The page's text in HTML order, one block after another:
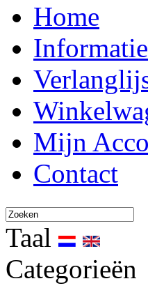
Home
Informatie
Mijn
Contact
Taal
Categorieën